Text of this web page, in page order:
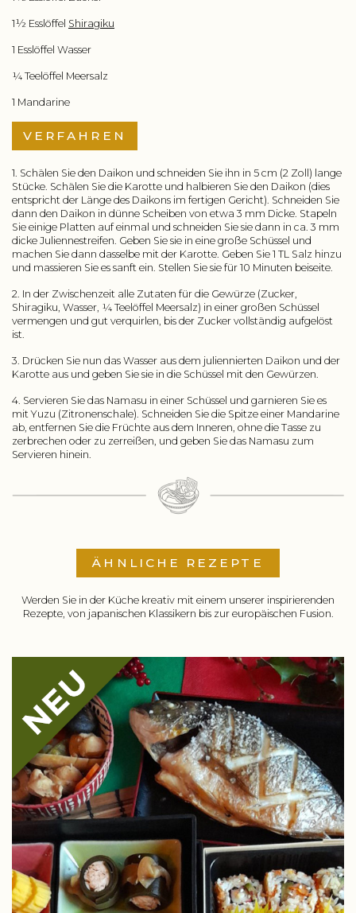
1½ Esslöffel Shiragiku
1 Esslöffel Wasser
¼ Teelöffel Meersalz
1 Mandarine
VERFAHREN
1. Schälen Sie den Daikon und schneiden Sie ihn in 5 cm (2 Zoll) lange
Stücke. Schälen Sie die Karotte und halbieren Sie den Daikon (dies
entspricht der Länge des Daikons im fertigen Gericht). Schneiden Sie
dann den Daikon in dünne Scheiben von etwa 3 mm Dicke. Stapeln
Sie einige Platten auf einmal und schneiden Sie sie dann in ca. 3 mm
dicke Juliennestreifen. Geben Sie sie in eine große Schüssel und
machen Sie dann dasselbe mit der Karotte. Geben Sie 1 TL Salz hinzu
und massieren Sie es sanft ein. Stellen Sie sie für 10 Minuten beiseite.
2. In der Zwischenzeit alle Zutaten für die Gewürze (Zucker,
Shiragiku, Wasser, ¼ Teelöffel Meersalz) in einer großen Schüssel
vermengen und gut verquirlen, bis der Zucker vollständig aufgelöst
ist.
3. Drücken Sie nun das Wasser aus dem juliennierten Daikon und der
Karotte aus und geben Sie sie in die Schüssel mit den Gewürzen.
4. Servieren Sie das Namasu in einer Schüssel und garnieren Sie es
mit Yuzu (Zitronenschale). Schneiden Sie die Spitze einer Mandarine
ab, entfernen Sie die Früchte aus dem Inneren, ohne die Tasse zu
zerbrechen oder zu zerreißen, und geben Sie das Namasu zum
Servieren hinein.
ÄHNLICHE REZEPTE
Werden Sie in der Küche kreativ mit einem unserer inspirierenden
Rezepte, von japanischen Klassikern bis zur europäischen Fusion.